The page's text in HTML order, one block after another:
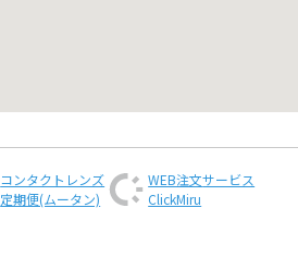
コンタクトレンズ
定期便(ムータン)
WEB注文サービス
ClickMiru